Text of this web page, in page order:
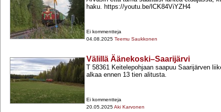
haku. https://youtu.be/lCK84ViYZH4
Ei kommentteja
04.08.2025 Teemu Saukkonen
Välillä Äänekoski–Saarijärvi
T 58361 Keitelepohjaan saapuu Saarijärven
alkaa ennen 13 tien alitusta.
Ei kommentteja
20.05.2025Aki Karvonen